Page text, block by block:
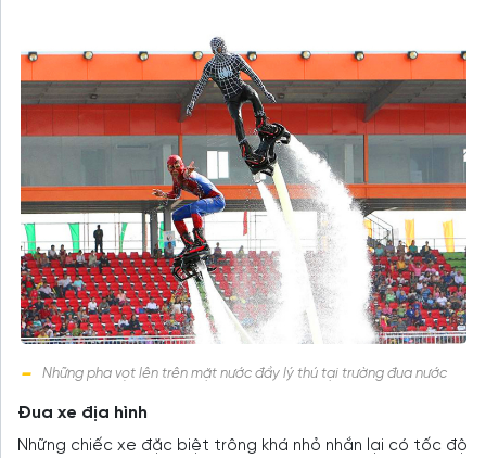
Những pha vọt lên trên mặt nước đầy lý thú tại trường đua nước
Đua xe địa hình
Những chiếc xe đặc biệt trông khá nhỏ nhắn lại có tốc độ